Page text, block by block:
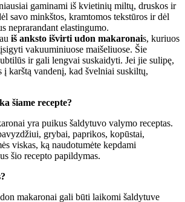
gaminami iš kvietinių miltų, druskos ir
savo minkštos, kramtomos tekstūros ir dėl
neprarandant elastingumo.
iš anksto išvirti udon makaronais, kuriuos
vakuuminiuose maišeliuose. Šie
ir gali lengvai suskaidyti. Jei jie sulipę,
į karštą vandenį, kad švelniai suskiltų,
šiame recepte?
yra puikus šaldytuvo valymo receptas.
grybai, paprikos, kopūstai,
viskas, ką naudotumėte kepdami
šio recepto papildymas.
makaronai gali būti laikomi šaldytuve